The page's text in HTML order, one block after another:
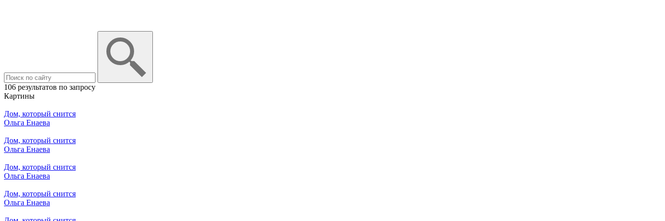
106 результатов по запросу
Картины
Дом, который снится
Ольга Енаева
Дом, который снится
Ольга Енаева
Дом, который снится
Ольга Енаева
Дом, который снится
Ольга Енаева